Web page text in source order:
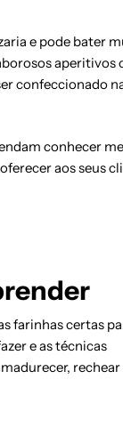
e pode bater
confeccionado
conhecer
aos seus
farinhas certas
e as técnicas
rechear